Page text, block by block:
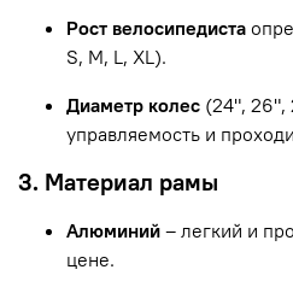
Рост велосипедиста
S, M, L, XL).
Диаметр колес (24", 26",
управляемость и
3. Материал рамы
Алюминий – легкий и
цене.